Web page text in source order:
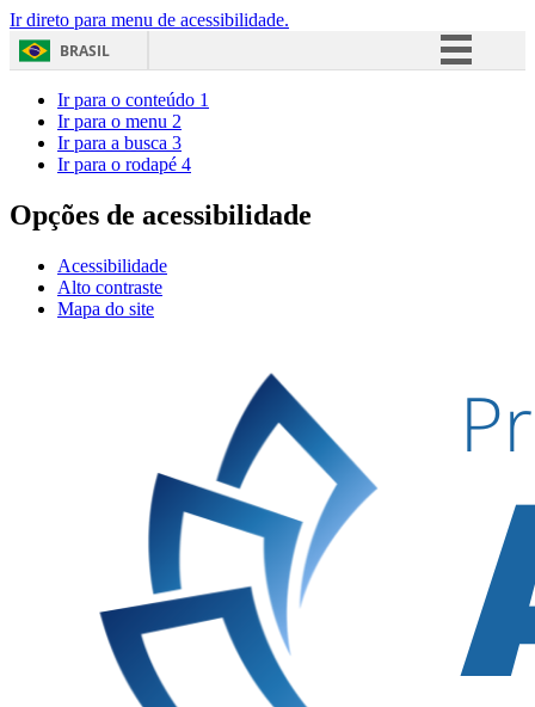
Ir direto para menu de acessibilidade.
BRASIL
Acesso à informação
Ir para o conteúdo 1
Ir para o menu 2
Ir para a busca 3
Ir para o rodapé 4
Opções de acessibilidade
Acessibilidade
Alto contraste
Mapa do site